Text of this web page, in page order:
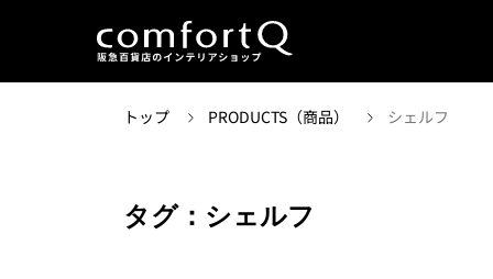
トップ PRODUCTS（商品） シェルフ
タグ：シェルフ